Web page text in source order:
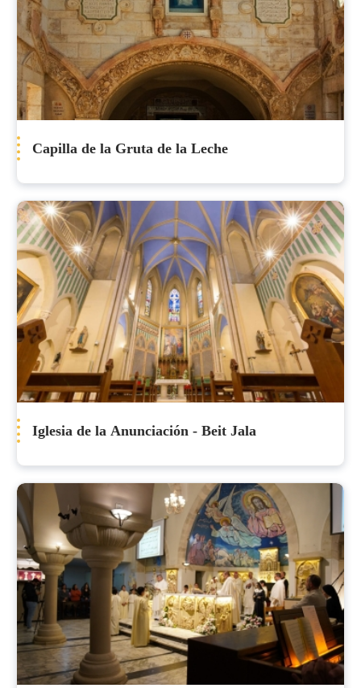
Capilla de la Gruta de la Leche
Iglesia de la Anunciación - Beit Jala